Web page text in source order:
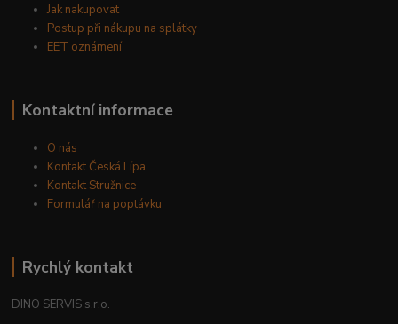
Jak nakupovat
Postup při nákupu na splátky
EET oznámení
Kontaktní informace
O nás
Kontakt Česká Lípa
Kontakt Stružnice
Formulář na poptávku
Rychlý kontakt
DINO SERVIS s.r.o.